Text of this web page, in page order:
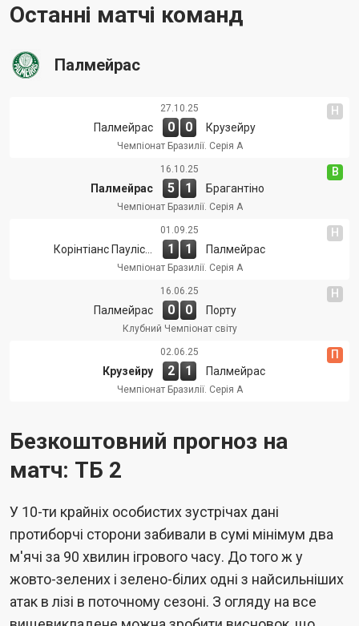
Останні матчі команд
Палмейрас
Н
27.10.25
Палмейрас 0 0 Крузейру
Чемпіонат Бразилії. Cерія А
В
16.10.25
Палмейрас 5 1 Брагантіно
Чемпіонат Бразилії. Cерія А
Н
01.09.25
1 1 Палмейрас
Чемпіонат Бразилії. Cерія А
Н
16.06.25
Палмейрас 0 0 Порту
Клубний Чемпіонат світу
П
02.06.25
Крузейру 2 1 Палмейрас
Чемпіонат Бразилії. Cерія А
Безкоштовний прогноз на
матч: ТБ 2
У 10-ти крайніх особистих зустрічах дані
протиборчі сторони забивали в сумі мінімум два
м'ячі за 90 хвилин ігрового часу. До того ж у
жовто-зелених і зелено-білих одні з найсильніших
атак в лізі в поточному сезоні. З огляду на все